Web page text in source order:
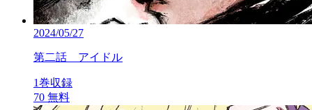
2024/05/27
第二話 アイドル
1巻収録
70 無料